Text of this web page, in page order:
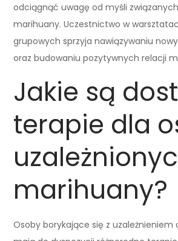
odciągnąć uwagę od myśli
marihuany. Uczestnictwo w
grupowych sprzyja nawiązywaniu
oraz budowaniu pozytywnych relacji
Jakie są
terapie dla
marihuany?
Osoby borykające się z